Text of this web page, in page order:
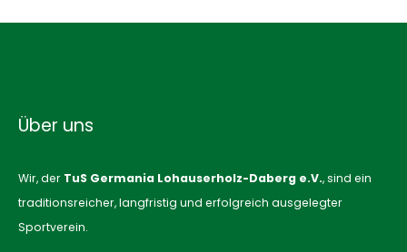
Über uns
Wir, der TuS Germania Lohauserholz-Daberg e.V., sind ein
traditionsreicher, langfristig und erfolgreich ausgelegter
Sportverein.